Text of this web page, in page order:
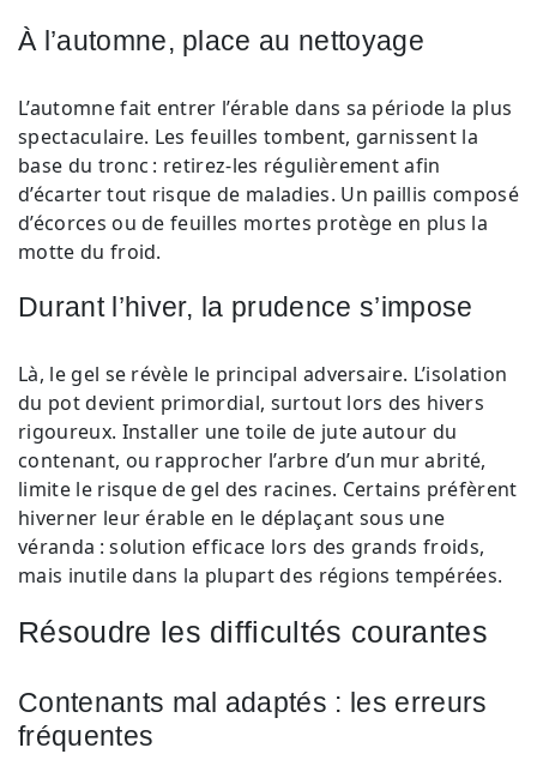
À l’automne, place au nettoyage
L’automne fait entrer l’érable dans sa période la plus
spectaculaire. Les feuilles tombent, garnissent la
base du tronc : retirez-les régulièrement afin
d’écarter tout risque de maladies. Un paillis composé
d’écorces ou de feuilles mortes protège en plus la
motte du froid.
Durant l’hiver, la prudence s’impose
Là, le gel se révèle le principal adversaire. L’isolation
du pot devient primordial, surtout lors des hivers
rigoureux. Installer une toile de jute autour du
contenant, ou rapprocher l’arbre d’un mur abrité,
limite le risque de gel des racines. Certains préfèrent
hiverner leur érable en le déplaçant sous une
véranda : solution efficace lors des grands froids,
mais inutile dans la plupart des régions tempérées.
Résoudre les difficultés courantes
Contenants mal adaptés : les erreurs
fréquentes